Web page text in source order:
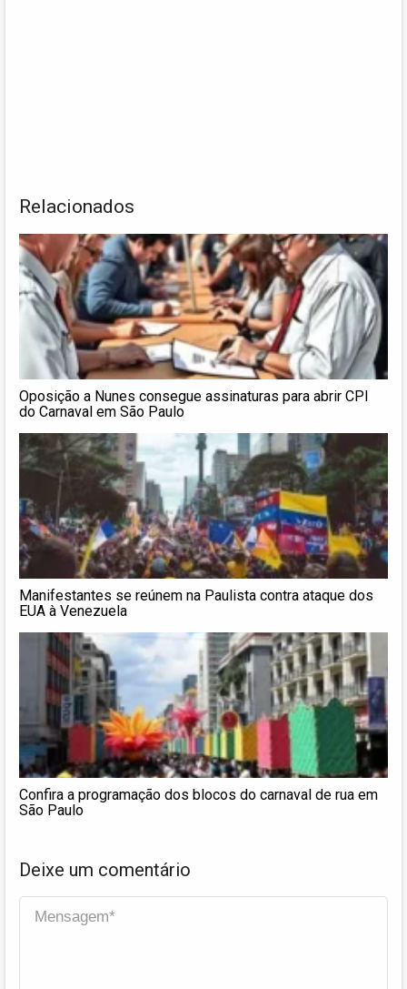
Relacionados
Oposição a Nunes consegue assinaturas para abrir CPI
do Carnaval em São Paulo
Manifestantes se reúnem na Paulista contra ataque dos
EUA à Venezuela
Confira a programação dos blocos do carnaval de rua em
São Paulo
Deixe um comentário